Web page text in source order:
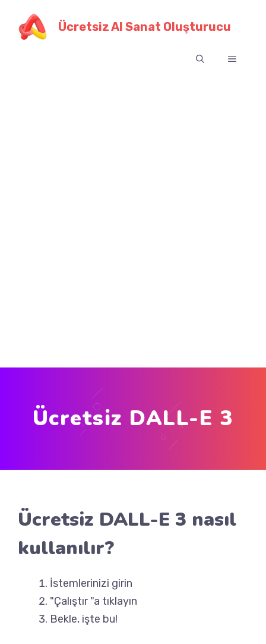
Ücretsiz AI Sanat Oluşturucu
Menü
Ücretsiz DALL-E 3
Ücretsiz DALL-E 3 nasıl
kullanılır?
İstemlerinizi girin
"Çalıştır "a tıklayın
Bekle, işte bu!